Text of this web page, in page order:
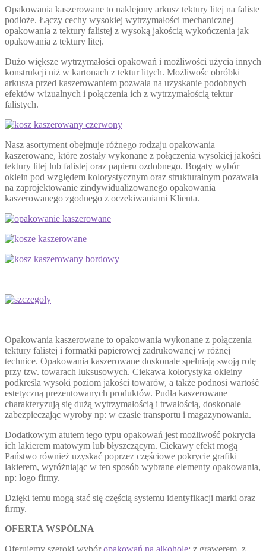
Opakowania kaszerowane to naklejony arkusz tektury litej na faliste
podłoże. Łączy cechy wysokiej wytrzymałości mechanicznej
opakowania z tektury falistej z wysoką jakością wykończenia jak
opakowania z tektury litej.
Dużo większe wytrzymałości opakowań i możliwości użycia innych
konstrukcji niż w kartonach z tektur litych. Możliwośc obróbki
arkusza przed kaszerowaniem pozwala na uzyskanie podobnych
efektów wizualnych i połączenia ich z wytrzymałością tektur
falistych.
Nasz asortyment obejmuje różnego rodzaju opakowania
kaszerowane, które zostały wykonane z połączenia wysokiej jakości
tektury litej lub falistej oraz papieru ozdobnego. Bogaty wybór
oklein pod względem kolorystycznym oraz strukturalnym pozawala
na zaprojektowanie zindywidualizowanego opakowania
kaszerowanego zgodnego z oczekiwaniami Klienta.
Opakowania kaszerowane to opakowania wykonane z połączenia
tektury falistej i formatki papierowej zadrukowanej w różnej
technice. Opakowania kaszerowane doskonale spełniają swoją rolę
przy tzw. towarach luksusowych. Ciekawa kolorystyka okleiny
podkreśla wysoki poziom jakości towarów, a także podnosi wartość
estetyczną prezentowanych produktów. Pudła kaszerowane
charakteryzują się dużą wytrzymałością i trwałością, doskonale
zabezpieczając wyroby np: w czasie transportu i magazynowania.
Dodatkowym atutem tego typu opakowań jest możliwość pokrycia
ich lakierem matowym lub błyszczącym. Ciekawy efekt mogą
Państwo również uzyskać poprzez częściowe pokrycie grafiki
lakierem, wyróżniając w ten sposób wybrane elementy opakowania,
np: logo firmy.
Dzięki temu mogą stać się częścią systemu identyfikacji marki oraz
firmy.
OFERTA WSPÓLNA